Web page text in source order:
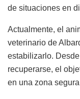
de situaciones en
Actualmente, el
veterinario de
estabilizarlo.
recuperarse, el
en una zona